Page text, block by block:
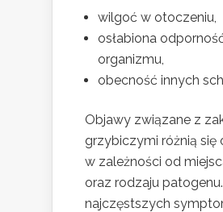
wilgoć w otoczeniu,
osłabiona
organizmu,
obecność innych
Objawy związane z
grzybiczymi różnią się
w zależności od
oraz rodzaju
najczęstszych